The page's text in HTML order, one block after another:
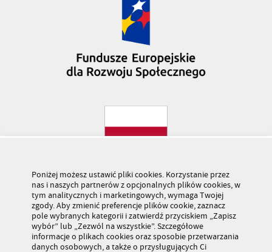
Poniżej możesz ustawić pliki cookies. Korzystanie przez
nas i naszych partnerów z opcjonalnych plików cookies, w
tym analitycznych i marketingowych, wymaga Twojej
zgody. Aby zmienić preferencje plików cookie, zaznacz
pole wybranych kategorii i zatwierdź przyciskiem „Zapisz
wybór” lub „Zezwól na wszystkie”. Szczegółowe
informacje o plikach cookies oraz sposobie przetwarzania
danych osobowych, a także o przysługujących Ci